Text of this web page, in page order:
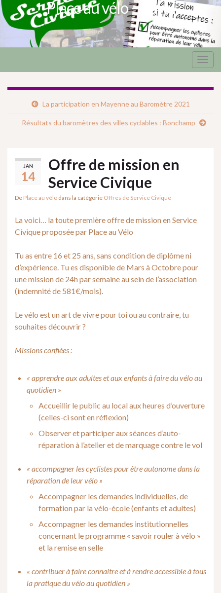
Place au vélo – Laval
La participation en Mayenne au Baromètre 2021
Résultats du baromètres des villes cyclables : Bonchamp
JAN
14
Offre de mission en
Service Civique
De Place au vélo dans la catégorie Offres de Service Civique
La voici… la toute première offre de mission en Service
Civique proposée par Place au Vélo
Tu as entre 16 et 25 ans, sans condition de diplôme ni
d’expérience. Tu es disponible de Mars à Octobre pour
une mission de 24h par semaine au sein de l’association
(indemnité de 581€/mois).
Le vélo est un art de vivre pour toi ou au contraire, tu
souhaites découvrir ?
Missions confiées :
« apprendre aux adultes et aux enfants à faire du vélo au
quotidien »
Accueillir le public au local aux heures d’ouverture
(celles-ci sont en réflexion)
Observer et participer aux séances d’auto-
réparation à l’atelier et de marquage contre le vol
« accompagner les cyclistes pour être autonome dans la
réparation de leur vélo »
Accompagner les demandes individuelles, de
formation par la vélo-école (enfants et adultes)
Accompagner les demandes institutionnelles
concernant le programme « savoir rouler à vélo »
et la remise en selle
« contribuer à faire connaitre et à rendre accessible à tous
la pratique du vélo au quotidien »